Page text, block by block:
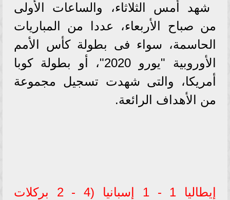
شهد أمس الثلاثاء، والساعات الأولى
من صباح الأربعاء، عددا من المباريات
الحاسمة، سواء فى بطولة كأس الأمم
الأوروبية "يورو 2020"، أو بطولة كوبا
أمريكا، والتى شهدت تسجيل مجموعة
من الأهداف الرائعة.
إيطاليا 1 - 1 إسبانيا (4 - 2 بركلات